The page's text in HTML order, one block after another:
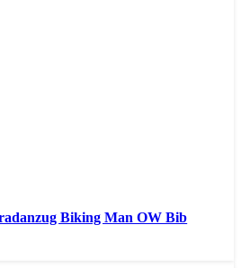
Biking Man OW Bib